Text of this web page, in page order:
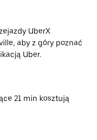
UberX
aby z góry poznać
Uber.
21 min kosztują